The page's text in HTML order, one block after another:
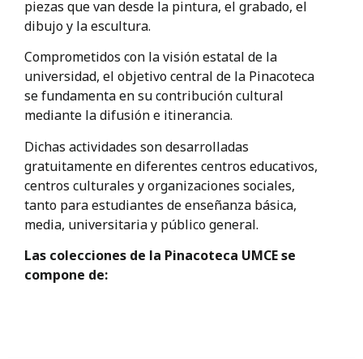
piezas que van desde la pintura, el grabado, el
dibujo y la escultura.
Comprometidos con la visión estatal de la
universidad, el objetivo central de la Pinacoteca
se fundamenta en su contribución cultural
mediante la difusión e itinerancia.
Dichas actividades son desarrolladas
gratuitamente en diferentes centros educativos,
centros culturales y organizaciones sociales,
tanto para estudiantes de enseñanza básica,
media, universitaria y público general.
Las colecciones de la Pinacoteca UMCE se
compone de: